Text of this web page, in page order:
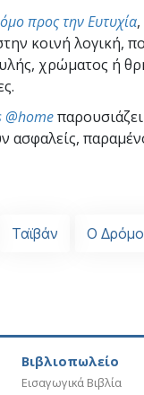
προς την Ευτυχία
κοινή λογική,
χρώματος ή
@home
ασφαλείς,
Ταϊβάν Ο
Βιβλιοπωλείο
Εισαγωγικά Βιβλία